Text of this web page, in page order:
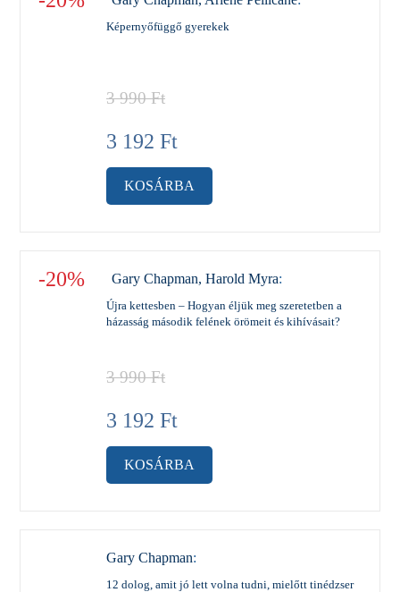
Képernyőfüggő gyerekek
3 990Ft
3 192 Ft
KOSÁRBA
-20% Gary Chapman, Harold Myra:
Újra kettesben – Hogyan éljük meg szeretetben a
házasság második felének örömeit és kihívásait?
3 990Ft
3 192 Ft
KOSÁRBA
Gary Chapman:
12 dolog, amit jó lett volna tudni, mielőtt tinédzser